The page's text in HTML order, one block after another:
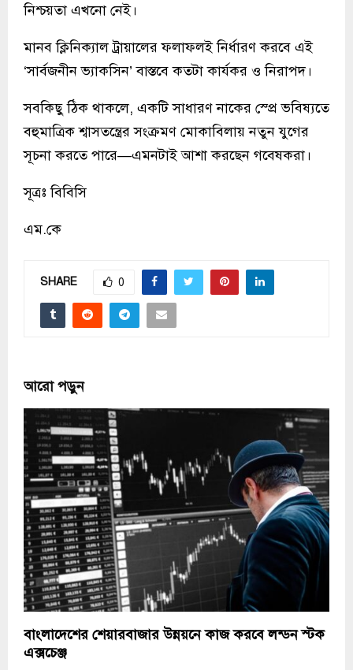
নিশ্চয়তা এখনো নেই।
মানব ক্লিনিক্যাল ট্রায়ালের ফলাফলই নির্ধারণ করবে এই
‘সার্বজনীন ভ্যাকসিন’ বাস্তবে কতটা কার্যকর ও নিরাপদ।
সবকিছু ঠিক থাকলে, একটি সাধারণ নাকের স্প্রে ভবিষ্যতে
বহুমাত্রিক শ্বাসতন্ত্রের সংক্রমণ মোকাবিলায় নতুন যুগের
সূচনা করতে পারে—এমনটাই আশা করছেন গবেষকরা।
সূত্রঃ বিবিসি
এম.কে
SHARE 0
আরো পড়ুন
বাংলাদেশের শেয়ারবাজার উন্নয়নে কাজ করবে লন্ডন স্টক
এক্সচেঞ্জ